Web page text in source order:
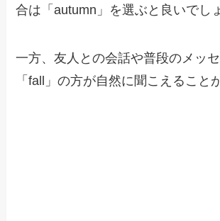
合は「autumn」を選ぶと良いでし
一方、友人との会話や普段のメッ
「fall」の方が自然に聞こえること